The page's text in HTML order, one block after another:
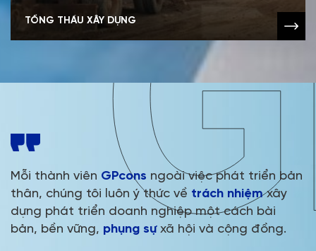
TỔNG THẦU XÂY DỰNG
Mỗi thành viên GPcons ngoài việc phát triển bản
thân, chúng tôi luôn ý thức về trách nhiệmxây
dựng phát triển doanh nghiệp một cách bài
bản, bền vững, phụng sự xã hội và cộng đồng.